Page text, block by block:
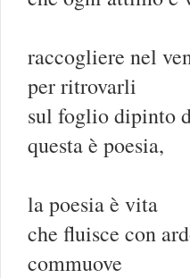
raccogliere nel
per ritrovarli
sul foglio dipinto
questa è poesia,
la poesia è vita
che fluisce con
commuove